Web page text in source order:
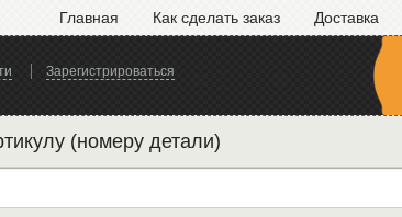
Главная Как сделать заказ Доставка
Зарегистрироваться
(номеру детали)